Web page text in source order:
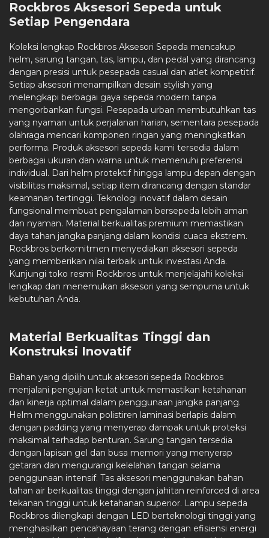
Rockbros Aksesori Sepeda untuk
Setiap Pengendara
Koleksi lengkap Rockbros Aksesori Sepeda mencakup
helm, sarung tangan, tas, lampu, dan pedal yang dirancang
dengan presisi untuk pesepada casual dan atlet kompetitif.
Setiap aksesori menampilkan desain stylish yang
melengkapi berbagai gaya sepeda modern tanpa
mengorbankan fungsi. Pesepada urban membutuhkan tas
yang nyaman untuk perjalanan harian, sementara pesepada
olahraga mencari komponen ringan yang meningkatkan
performa. Produk aksesori sepeda kami tersedia dalam
berbagai ukuran dan warna untuk memenuhi preferensi
individual. Dari helm protektif hingga lampu depan dengan
visibilitas maksimal, setiap item dirancang dengan standar
keamanan tertinggi. Teknologi inovatif dalam desain
fungsional membuat pengalaman bersepeda lebih aman
dan nyaman. Material berkualitas premium memastikan
daya tahan jangka panjang dalam kondisi cuaca ekstrem.
Rockbros berkomitmen menyediakan aksesori sepeda
yang memberikan nilai terbaik untuk investasi Anda.
Kunjungi toko resmi Rockbros untuk menjelajahi koleksi
lengkap dan menemukan aksesori yang sempurna untuk
kebutuhan Anda.
Material Berkualitas Tinggi dan
Konstruksi Inovatif
Bahan yang dipilih untuk aksesori sepeda Rockbros
menjalani pengujian ketat untuk memastikan ketahanan
dan kinerja optimal dalam penggunaan jangka panjang.
Helm menggunakan polistiren laminasi berlapis dalam
dengan padding yang menyerap dampak untuk proteksi
maksimal terhadap benturan. Sarung tangan tersedia
dengan lapisan gel dan busa memori yang menyerap
getaran dan mengurangi kelelahan tangan selama
penggunaan intensif. Tas aksesori menggunakan bahan
tahan air berkualitas tinggi dengan jahitan reinforced di area
tekanan tinggi untuk ketahanan superior. Lampu sepeda
Rockbros dilengkapi dengan LED berteknologi tinggi yang
menghasilkan pencahayaan terang dengan efisiensi energi